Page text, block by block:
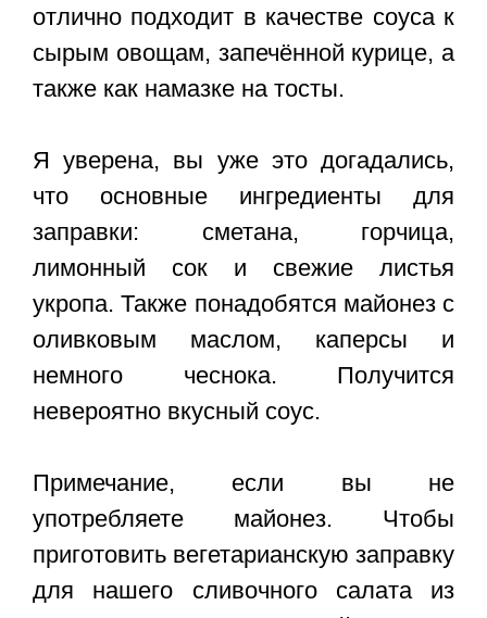
отлично подходит в качестве соуса к
сырым овощам, запечённой курице, а
также как намазке на тосты.
Я уверена, вы уже это догадались,
что основные ингредиенты для
заправки: сметана, горчица,
лимонный сок и свежие листья
укропа. Также понадобятся майонез с
оливковым маслом, каперсы и
немного чеснока. Получится
невероятно вкусный соус.
Примечание, если вы не
употребляете майонез. Чтобы
приготовить вегетарианскую заправку
для нашего сливочного салата из